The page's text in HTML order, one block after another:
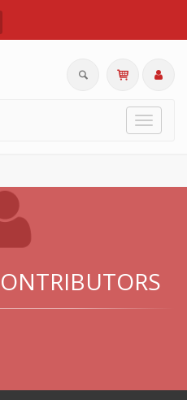
Toggle